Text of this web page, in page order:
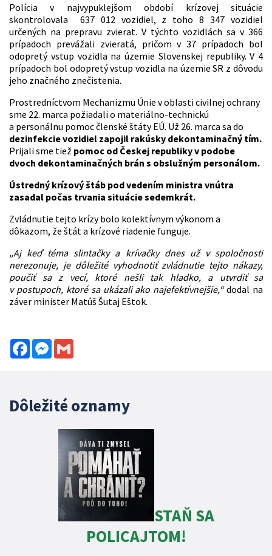
Polícia v najvypuklejšom období krízovej situácie
skontrolovala 637 012 vozidiel, z toho 8 347 vozidiel
určených na prepravu zvierat. V týchto vozidlách sa v 366
prípadoch prevážali zvieratá, pričom v 37 prípadoch bol
odopretý vstup vozidla na územie Slovenskej republiky. V 4
prípadoch bol odopretý vstup vozidla na územie SR z dôvodu
jeho značného znečistenia.
Prostredníctvom Mechanizmu Únie v oblasti civilnej ochrany
sme 22. marca požiadali o materiálno-technickú
a personálnu pomoc členské štáty EÚ. Už 26. marca sa do
dezinfekcie vozidiel zapojil rakúsky dekontaminačný tím.
Prijali sme tiež pomoc od Českej republiky v podobe
dvoch dekontaminačných brán s obslužným personálom.
Ústredný krízový štáb pod vedením ministra vnútra
zasadal počas trvania situácie sedemkrát.
Zvládnutie tejto krízy bolo kolektívnym výkonom a
dôkazom, že štát a krízové riadenie funguje.
„Aj keď téma slintačky a krívačky dnes už v spoločnosti
nerezonuje, je dôležité vyhodnotiť zvládnutie tejto nákazy,
poučiť sa z vecí, ktoré nešli tak hladko, a utvrdiť sa
v postupoch, ktoré sa ukázali ako najefektívnejšie,“dodal na
záver minister Matúš Šutaj Eštok.
FacebookMessenger
Dôležité oznamy
STAŇ SA
POLICAJTOM!